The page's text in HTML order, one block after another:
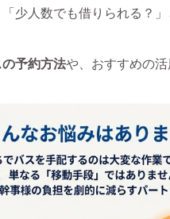
少人数でも借りられる？
予約方法や、おすすめの